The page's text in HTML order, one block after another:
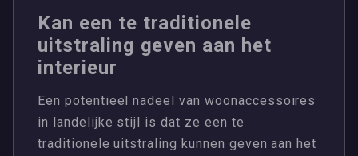
Kan een te traditionele
uitstraling geven aan het
interieur
Een potentieel nadeel van woonaccessoires
in landelijke stijl is dat ze een te
traditionele uitstraling kunnen geven aan het